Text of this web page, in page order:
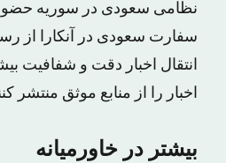
نظامی سعودی در سوریه حضور
سفارت سعودی در آنکارا از
انتقال اخبار دقت و شفافیت
اخبار را از منابع موثق منتشر
بیشتر در خاورمیانه